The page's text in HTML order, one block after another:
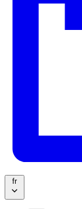
fr